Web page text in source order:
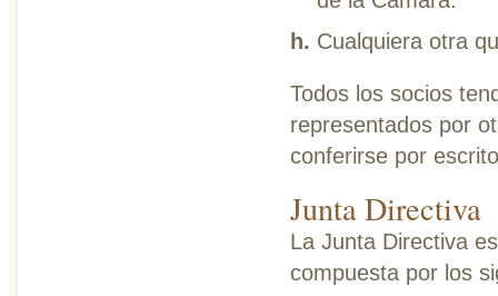
Cualquiera otra
Todos los socios
representados por
conferirse por
Junta Directiva
La Junta Directiva
compuesta por los